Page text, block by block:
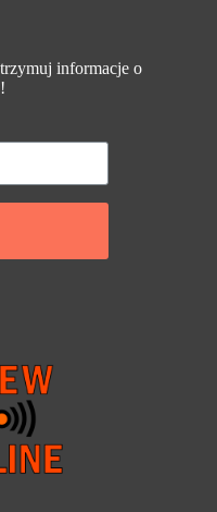
informacje o